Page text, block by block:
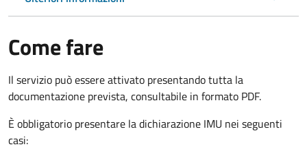
Come fare
Il servizio può essere attivato presentando tutta la
documentazione prevista, consultabile in formato PDF.
È obbligatorio presentare la dichiarazione IMU nei seguenti
casi: